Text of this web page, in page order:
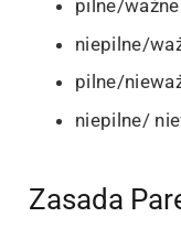
pilne/ważne
niepilne/
pilne/
niepilne/
Zasada